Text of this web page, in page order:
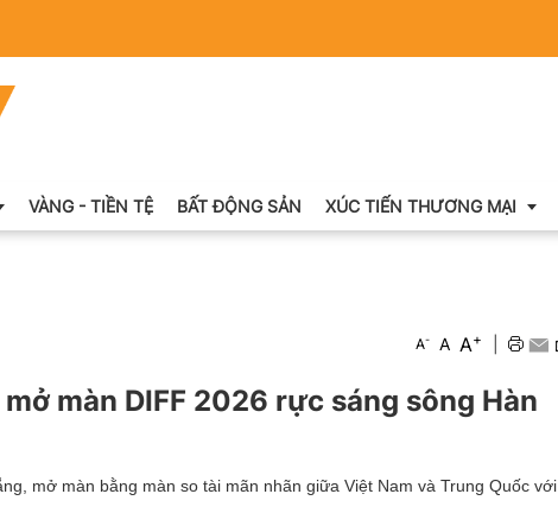
VÀNG - TIỀN TỆ BẤT ĐỘNG SẢN XÚC TIẾN THƯƠNG MẠI
Hội chợ triển lãm
A- A A+
màn DIFF 2026 rực sáng sông Hàn
mở màn bằng màn so tài mãn nhãn giữa Việt Nam và Trung Quốc với